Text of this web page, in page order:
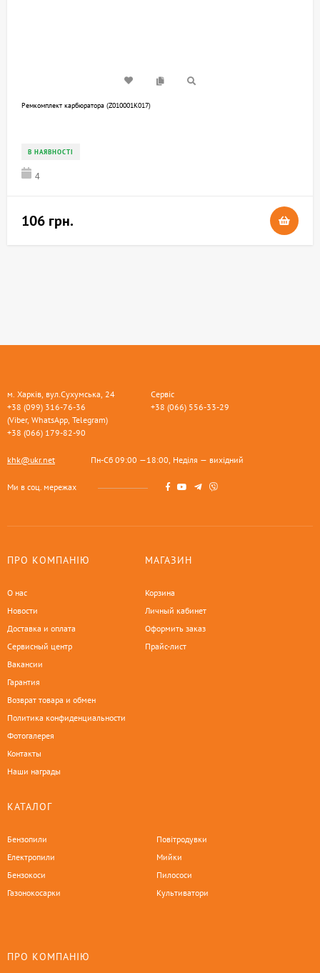
Ремкомплект карбюратора (Z010001K017)
В НАЯВНОСТІ
4
106 грн.
м. Харків, вул.Сухумська, 24
+38 (099) 316-76-36
(Viber, WhatsApp, Telegram)
+38 (066) 179-82-90
Сервіс
+38 (066) 556-33-29
khk@ukr.net Пн-Сб 09:00 —18:00, Неділя — вихідний
Ми в соц. мережах
ПРО КОМПАНІЮ
О нас
Новости
Доставка и оплата
Сервисный центр
Вакансии
Гарантия
Возврат товара и обмен
Политика конфиденциальности
Фотогалерея
Контакты
Наши награды
МАГАЗИН
Корзина
Личный кабинет
Оформить заказ
Прайс-лист
КАТАЛОГ
Бензопили
Електропили
Бензокоси
Газонокосарки
Повітродувки
Мийки
Пилососи
Культиватори
ПРО КОМПАНІЮ